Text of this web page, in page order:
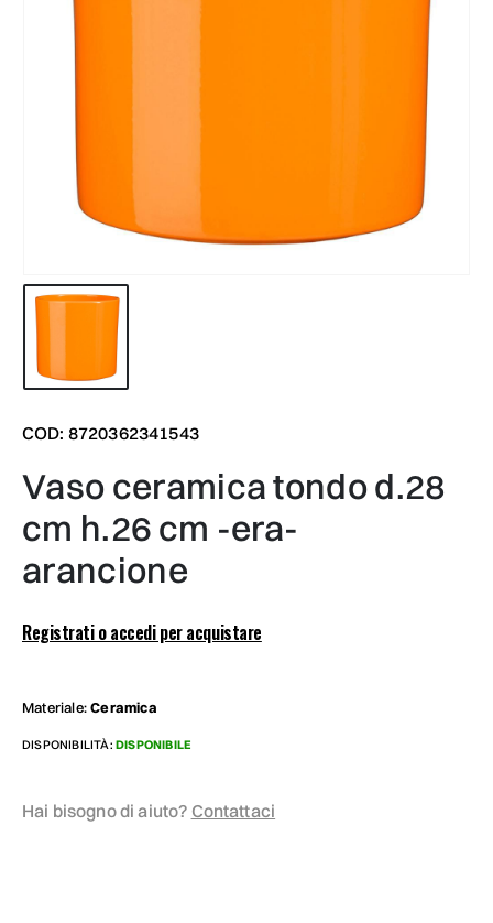
COD: 8720362341543
vaso ceramica tondo d.28
cm h.26 cm -era-
arancione
Registrati o accedi per acquistare
Materiale:Ceramica
DISPONIBILITÀ: DISPONIBILE
Hai bisogno di aiuto? Contattaci